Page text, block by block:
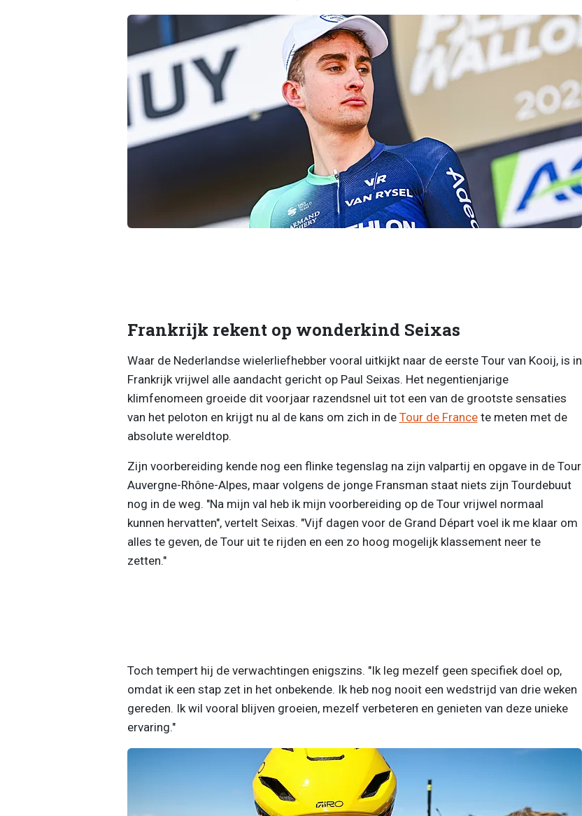
Frankrijk rekent op wonderkind Seixas
Waar de Nederlandse wielerliefhebber vooral uitkijkt naar de eerste Tour van Kooij, is in
Frankrijk vrijwel alle aandacht gericht op Paul Seixas. Het negentienjarige
klimfenomeen groeide dit voorjaar razendsnel uit tot een van de grootste sensaties
van het peloton en krijgt nu al de kans om zich in de Tour de Francete meten met de
absolute wereldtop.
Zijn voorbereiding kende nog een flinke tegenslag na zijn valpartij en opgave in de Tour
Auvergne-Rhône-Alpes, maar volgens de jonge Fransman staat niets zijn Tourdebuut
nog in de weg. "Na mijn val heb ik mijn voorbereiding op de Tour vrijwel normaal
kunnen hervatten", vertelt Seixas. "Vijf dagen voor de Grand Départ voel ik me klaar om
alles te geven, de Tour uit te rijden en een zo hoog mogelijk klassement neer te
zetten."
Toch tempert hij de verwachtingen enigszins. "Ik leg mezelf geen specifiek doel op,
omdat ik een stap zet in het onbekende. Ik heb nog nooit een wedstrijd van drie weken
gereden. Ik wil vooral blijven groeien, mezelf verbeteren en genieten van deze unieke
ervaring."